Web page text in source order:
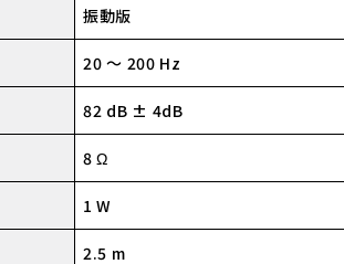
振動版
20 ～ 200 Hz
82 dB ± 4dB
8 Ω
1 W
2.5 m